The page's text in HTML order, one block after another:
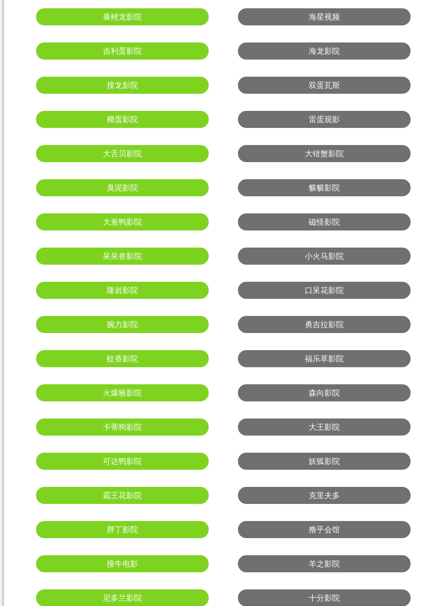
暴鲤龙影院 海星视频
吉利蛋影院 海龙影院
搜龙影院 双蛋瓦斯
椰蛋影院 雷蛋观影
大舌贝影院 大钳蟹影院
臭泥影院 貘貘影院
大葱鸭影院 磁怪影院
呆呆兽影院 小火马影院
隆岩影院 口呆花影院
腕力影院 勇吉拉影院
蚊香影院 福乐草影院
火爆猴影院 森向影院
卡蒂狗影院 大王影院
可达鸭影院 妖狐影院
霸王花影院 克里夫多
胖丁影院 撸乎会馆
搜牛电影 羊之影院
尼多兰影院 十分影院